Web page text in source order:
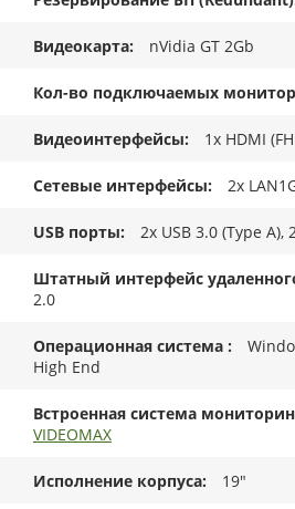
Видеокарта nVidia GT 2Gb
Кол-во подключаемых
Видеоинтерфейсы 1x HDMI
Сетевые интерфейсы 2x
USB порты 2x USB 3.0 (Type A),
Штатный интерфейс
2.0
Операционная система
High End
Встроенная система
VIDEOMAX
Исполнение корпуса 19"